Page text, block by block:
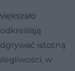
istotną
w